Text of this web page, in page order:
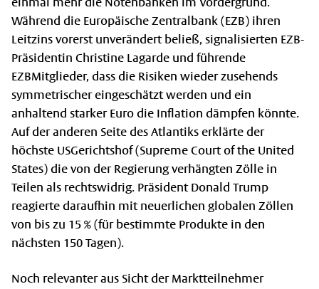
einmal mehr die Notenbanken im Vordergrund.
Während die Europäische Zentralbank (EZB) ihren
Leitzins vorerst unverändert beließ, signalisierten EZB-
Präsidentin Christine Lagarde und führende
EZBMitglieder, dass die Risiken wieder zusehends
symmetrischer eingeschätzt werden und ein
anhaltend starker Euro die Inflation dämpfen könnte.
Auf der anderen Seite des Atlantiks erklärte der
höchste USGerichtshof (Supreme Court of the United
States) die von der Regierung verhängten Zölle in
Teilen als rechtswidrig. Präsident Donald Trump
reagierte daraufhin mit neuerlichen globalen Zöllen
von bis zu 15 % (für bestimmte Produkte in den
nächsten 150 Tagen).
Noch relevanter aus Sicht der Marktteilnehmer